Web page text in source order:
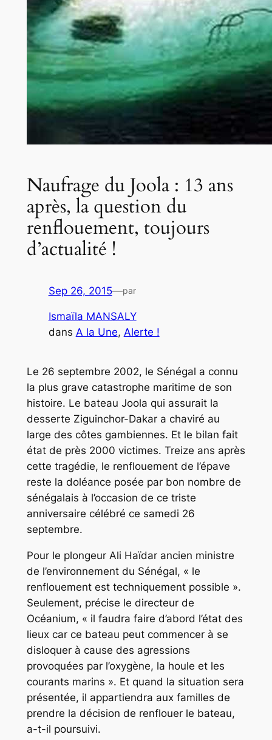
Naufrage du Joola : 13 ans
après, la question du
renflouement, toujours
d’actualité !
Sep 26, 2015—par
Ismaïla MANSALY
dans A la Une, Alerte !
Le 26 septembre 2002, le Sénégal a connu
la plus grave catastrophe maritime de son
histoire. Le bateau Joola qui assurait la
desserte Ziguinchor-Dakar a chaviré au
large des côtes gambiennes. Et le bilan fait
état de près 2000 victimes. Treize ans après
cette tragédie, le renflouement de l’épave
reste la doléance posée par bon nombre de
sénégalais à l’occasion de ce triste
anniversaire célébré ce samedi 26
septembre.
Pour le plongeur Ali Haïdar ancien ministre
de l’environnement du Sénégal, « le
renflouement est techniquement possible ».
Seulement, précise le directeur de
Océanium, « il faudra faire d’abord l’état des
lieux car ce bateau peut commencer à se
disloquer à cause des agressions
provoquées par l’oxygène, la houle et les
courants marins ». Et quand la situation sera
présentée, il appartiendra aux familles de
prendre la décision de renflouer le bateau,
a-t-il poursuivi.